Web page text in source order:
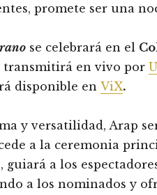
promete ser una
se celebrará en el
transmitirá en vivo por
disponible en ViX.
y versatilidad, Arap
a la ceremonia
guiará a los
a los nominados y